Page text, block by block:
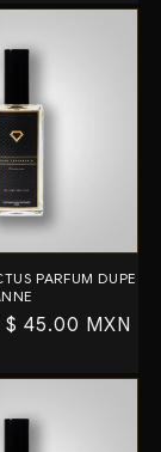
PARFUM DUPE
45.00 MXN